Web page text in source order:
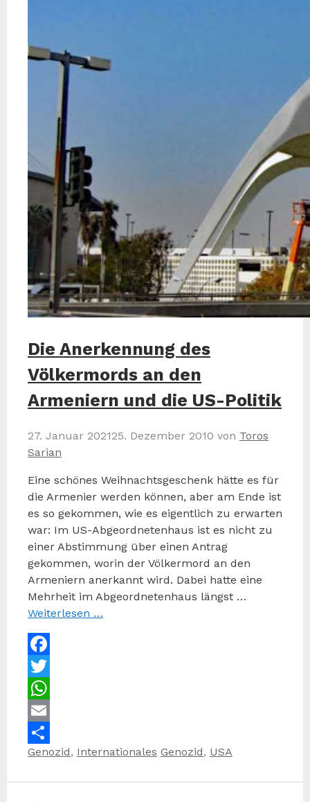
Die Anerkennung des
Völkermords an den
Armeniern und die US-Politik
27. Januar 202125. Dezember 2010 von Toros
Sarian
Eine schönes Weihnachtsgeschenk hätte es für
die Armenier werden können, aber am Ende ist
es so gekommen, wie es eigentlich zu erwarten
war: Im US-Abgeordnetenhaus ist es nicht zu
einer Abstimmung über einen Antrag
gekommen, worin der Völkermord an den
Armeniern anerkannt wird. Dabei hatte eine
Mehrheit im Abgeordnetenhaus längst …
Weiterlesen …
Facebook
Twitter
WhatsApp
Email
Teilen
Kategorien
Genozid, Internationales Schlagwörter
Genozid, USA